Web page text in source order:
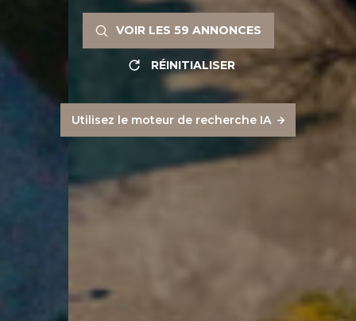
VOIR LES 59 ANNONCES
RÉINITIALISER
Utilisez le moteur de recherche IA